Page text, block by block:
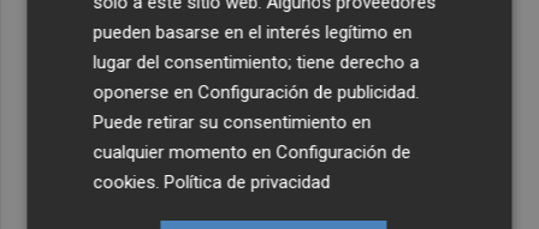
pueden basarse en el interés legítimo en
lugar del consentimiento; tiene derecho a
oponerse enConfiguración de publicidad
Puede retirar su consentimiento en
cualquier momento enConfiguración de
cookies .Política de privacidad